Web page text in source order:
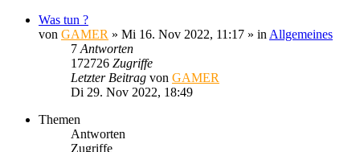
Was tun ?
von GAMER » Mi 16. Nov 2022, 11:17 » in Allgemeines
7 Antworten
172726 Zugriffe
Letzter Beitrag von GAMER
Di 29. Nov 2022, 18:49
Themen
Antworten
Zugriffe